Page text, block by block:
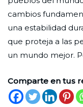
de
2022
cambios
una estabilidad
que proteja a las
un mundo mejor.
Comparte en tus